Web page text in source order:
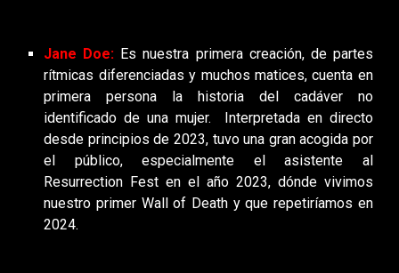
Jane Doe: Es nuestra primera creación, de partes
rítmicas diferenciadas y muchos matices,cuenta en
primera persona la historia delcadáver no
identificado de una mujer. Interpretada en directo
desde principios de 2023, tuvo una gran acogida por
el público, especialmente el asistente al
Resurrection Fest en el año 2023, dónde vivimos
nuestro primer Wall of Death y que repetiríamos en
2024.